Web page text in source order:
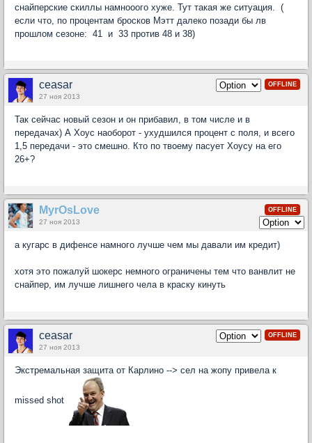
снайперские скиллы намнооого хуже. Тут такая же ситуация. (
если что, по процентам бросков Мэтт далеко позади бы лв
прошлом сезоне: 41 и 33 против 48 и 38)
OFFLINE
ceasar
27 ноя 2013
Так сейчас новый сезон и он прибавил, в том числе и в
передачах) А Хоус наоборот - ухудшился процент с поля, и всего
1,5 передачи - это смешно. Кто по твоему пасует Хоусу на его
26+?
OFFLINE
MyrOsLove
27 ноя 2013
а кугарс в дифенсе намного лучше чем мы давали им кредит)
хотя это пожалуй шокерс немного ограничены тем что ванвлит не
снайпер, им лучше лишнего чела в краску кинуть
OFFLINE
ceasar
27 ноя 2013
Экстремальная защита от Карлино --> сел на жопу привела к
missed shot